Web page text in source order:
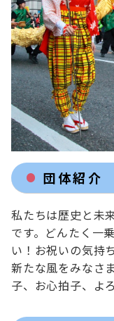
団体紹介
私たちは歴史と未
です。どんたく一
い！お祝いの気持
新たな風をみなさ
子、お心拍子、よ